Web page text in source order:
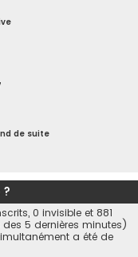
de suite
?
0 invisible et 881
5 dernières minutes)
a été de